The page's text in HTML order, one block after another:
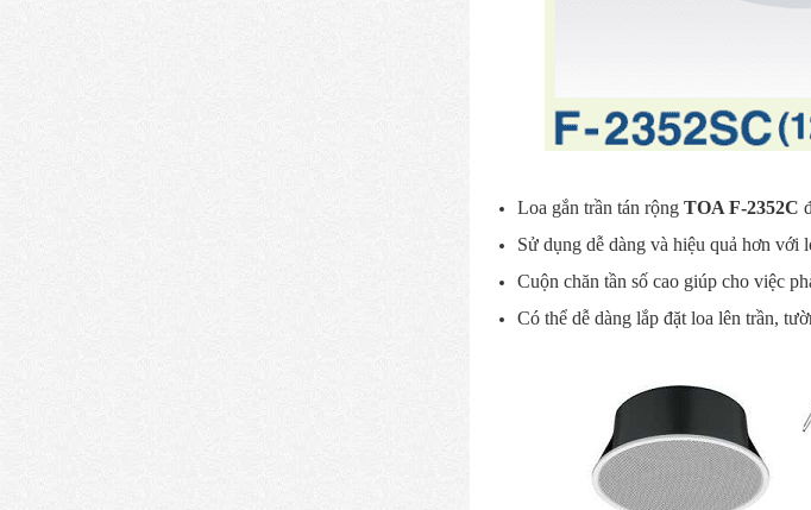
Loa gắn trần tán rộng TOA F-2352C
Sử dụng dễ dàng và hiệu quả hơn
Cuộn chăn tần số cao giúp cho việc
Có thể dễ dàng lắp đặt loa lên trần,